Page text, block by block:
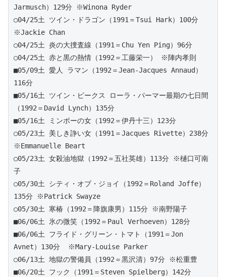
Jarmusch）129分 ※Winona Ryder
○04/25土 ツイン・ドラゴン（1991＝Tsui Hark）100分
※Jackie Chan
○04/25土 炎の大捜査線（1991＝Chu Yen Ping）96分
○04/25土 赤と黒の熱情（1992＝工藤栄一） ※陣内孝則
■05/09土 愛人 ラマン（1992＝Jean-Jacques Annaud）
116分
■05/16土 ツイン・ピークス ローラ・パーマー最期の七日間
（1992＝David Lynch）135分
■05/16土 ミンボーの女（1992＝伊丹十三）123分
○05/23土 美しき諍い女（1991＝Jacques Rivette）238分
※Emmanuelle Beart
○05/23土 女殺油地獄（1992＝五社英雄）113分 ※樋口可南
子
○05/30土 シティ・オブ・ジョイ（1992＝Roland Joffe）
135分 ※Patrick Swayze
○05/30土 寒椿（1992＝降旗康男）115分 ※南野陽子
■06/06土 氷の微笑（1992＝Paul Verhoeven）128分
■06/06土 フライド・グリーン・トマト（1991＝Jon
Avnet）130分  ※Mary-Louise Parker
○06/13土 地獄の警備員（1992＝黒沢清）97分 ※松重豊
■06/20土 フック（1991＝Steven Spielberg）142分